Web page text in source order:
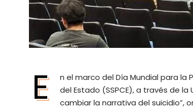
E
n el marco del Día Mundial para la
del Estado (SSPCE), a través de
cambiar la narrativa del suicidio”,